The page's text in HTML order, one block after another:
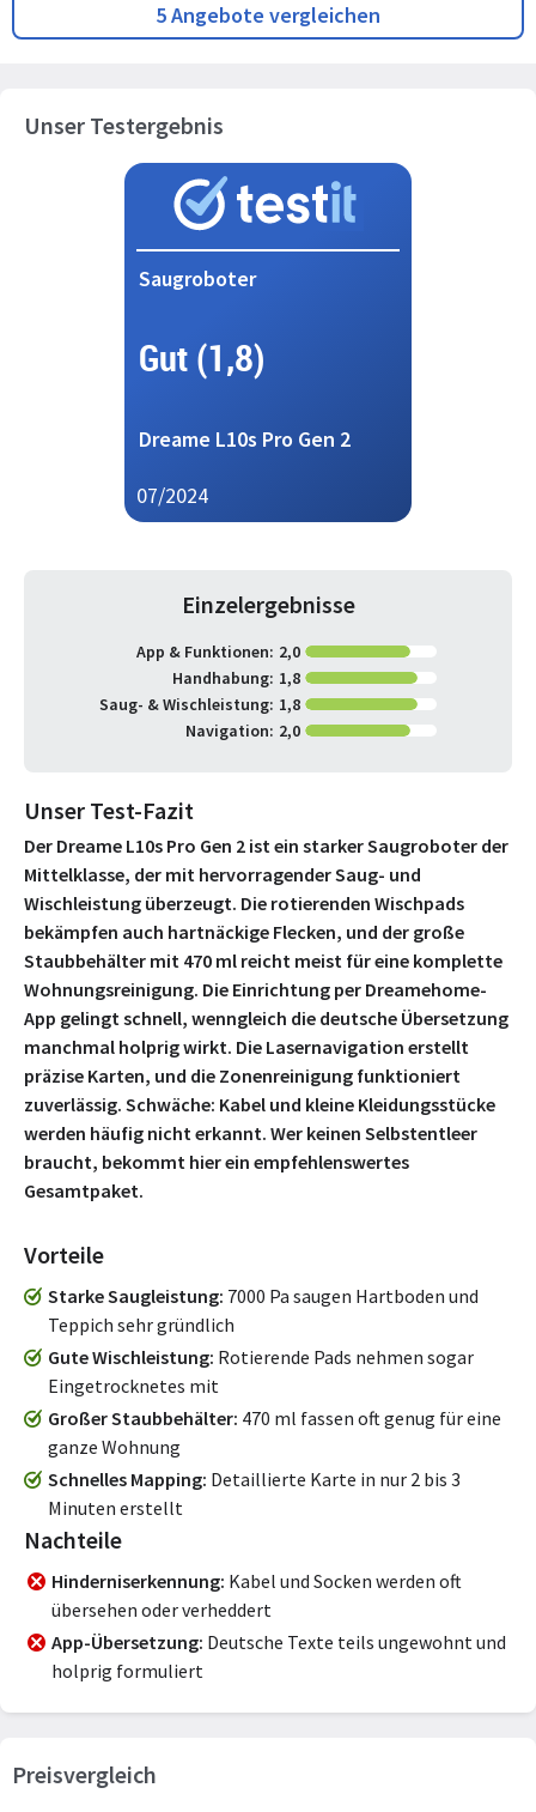
5 Angebote vergleichen
Unser Testergebnis
Saugroboter
Gut (1,8)
Dreame L10s Pro Gen 2
07/2024
Einzelergebnisse
App & Funktionen: 2,0
Handhabung: 1,8
Saug- & Wischleistung: 1,8
Navigation: 2,0
Unser Test-Fazit
Der Dreame L10s Pro Gen 2 ist ein starker Saugroboter der
Mittelklasse, der mit hervorragender Saug- und
Wischleistung überzeugt. Die rotierenden Wischpads
bekämpfen auch hartnäckige Flecken, und der große
Staubbehälter mit 470 ml reicht meist für eine komplette
Wohnungsreinigung. Die Einrichtung per Dreamehome-
App gelingt schnell, wenngleich die deutsche Übersetzung
manchmal holprig wirkt. Die Lasernavigation erstellt
präzise Karten, und die Zonenreinigung funktioniert
zuverlässig. Schwäche: Kabel und kleine Kleidungsstücke
werden häufig nicht erkannt. Wer keinen Selbstentleer
braucht, bekommt hier ein empfehlenswertes
Gesamtpaket.
Vorteile
Starke Saugleistung 7000 Pa saugen Hartboden und
Teppich sehr gründlich
Gute Wischleistung Rotierende Pads nehmen sogar
Eingetrocknetes mit
Großer Staubbehälter 470 ml fassen oft genug für eine
ganze Wohnung
Schnelles Mapping Detaillierte Karte in nur 2 bis 3
Minuten erstellt
Nachteile
Hinderniserkennung Kabel und Socken werden oft
übersehen oder verheddert
App-Übersetzung Deutsche Texte teils ungewohnt und
holprig formuliert
Preisvergleich